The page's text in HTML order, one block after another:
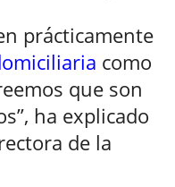
prácticamente
como
que son
ha explicado
de la